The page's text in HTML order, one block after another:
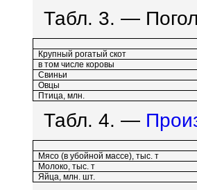
Табл. 3. —
Крупный рогатый скот
в том числе коровы
Свиньи
Овцы
Птица, млн.
Табл. 4. —
Мясо (в убойной массе), тыс. т
Молоко, тыс. т
Яйца, млн. шт.